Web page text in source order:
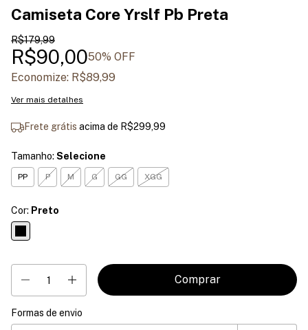
Camiseta Core Yrslf Pb Preta
R$179,99
R$90,0050% OFF
Economize: R$89,99
Ver mais detalhes
Frete grátis acima de R$299,99
Tamanho: Selecione
PP P M G GG XGG
Cor: Preto
Entregas para o CEP:
Formas de envio